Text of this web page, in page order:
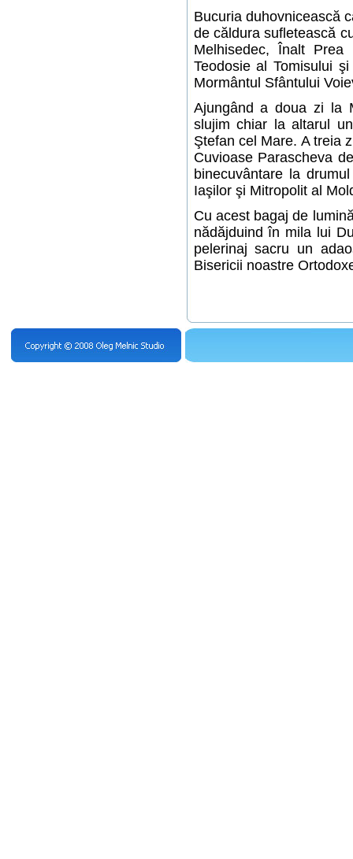
Bucuria duhovnicească
de căldura sufletească
Melhisedec, Înalt
Teodosie al Tomisului
Mormântul Sfântului
Ajungând a doua zi la
slujim chiar la altarul
Ştefan cel Mare. A treia
Cuvioase Parascheva
binecuvântare la
Iaşilor şi Mitropolit al
Cu acest bagaj de
nădăjduind în mila lui
pelerinaj sacru un
Bisericii noastre